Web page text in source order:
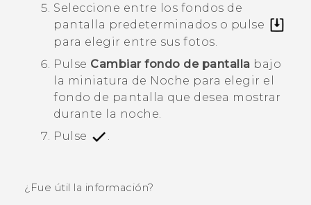
Seleccione entre los fondos de
pantalla predeterminados o pulse
para elegir entre sus fotos.
Pulse Cambiar fondo de pantalla bajo
la miniatura de Noche para elegir el
fondo de pantalla que desea mostrar
durante la noche.
Pulse
.
¿Fue útil la información?